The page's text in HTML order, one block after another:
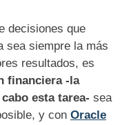
decisiones que
sea siempre la más
resultados, es
financiera -la
esta tarea- sea
y con Oracle